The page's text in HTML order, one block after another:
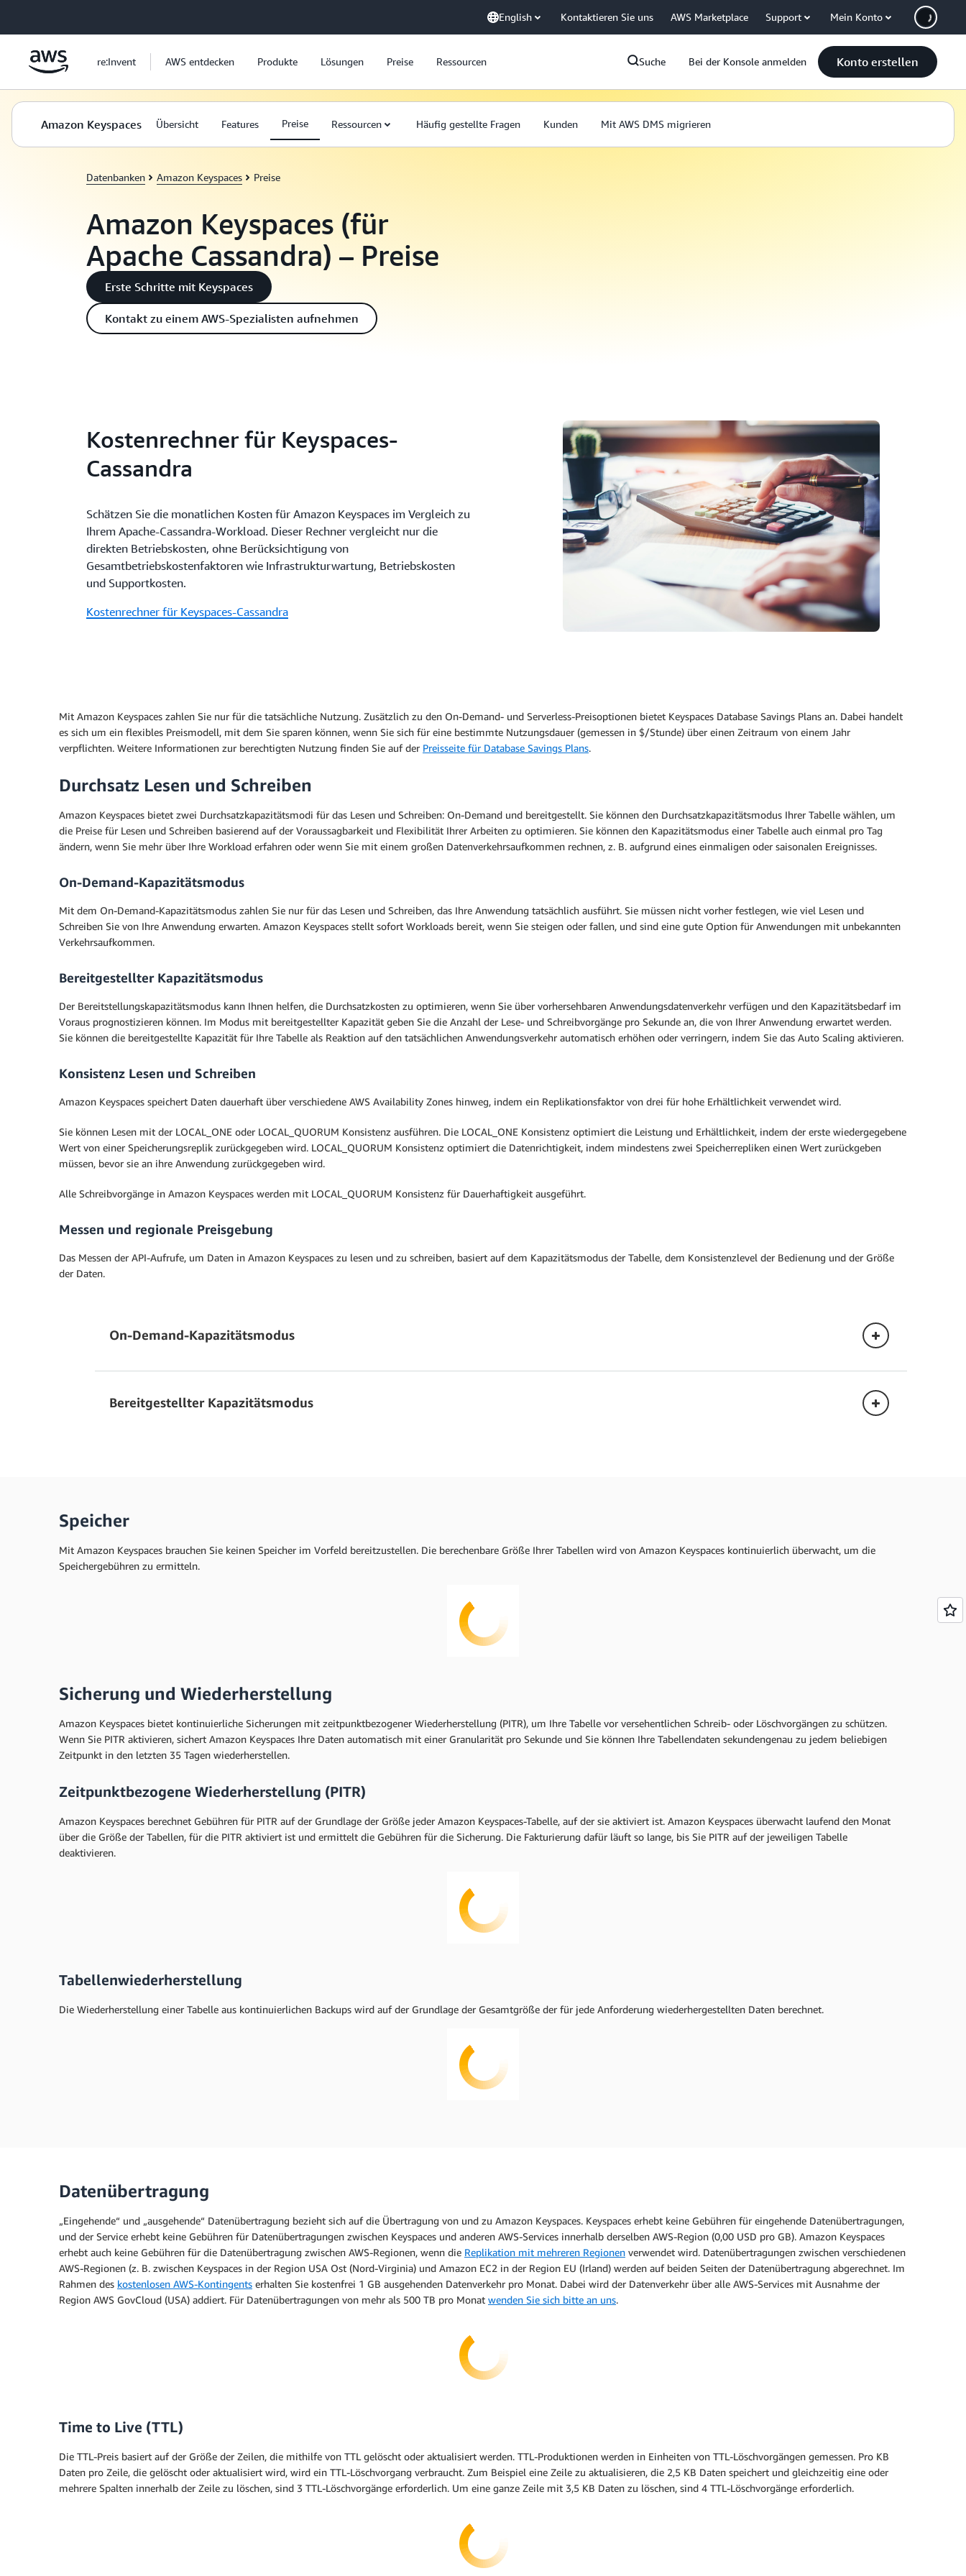
English Kontaktieren Sie uns AWS Marketplace Support Mein Konto
re:Invent AWS entdecken Produkte Lösungen Preise Ressourcen Suche Bei der Konsole anmelden Konto erstellen
Amazon Keyspaces Übersicht Features Preise Ressourcen Häufig gestellte Fragen Kunden Mit AWS DMS migrieren
Datenbanken Amazon Keyspaces Preise
Amazon Keyspaces (für
Apache Cassandra) – Preise
Erste Schritte mit Keyspaces
Kontakt zu einem AWS-Spezialisten aufnehmen
Kostenrechner für Keyspaces-
Cassandra
Schätzen Sie die monatlichen Kosten für Amazon Keyspaces im Vergleich zu
Ihrem Apache-Cassandra-Workload. Dieser Rechner vergleicht nur die
direkten Betriebskosten, ohne Berücksichtigung von
Gesamtbetriebskostenfaktoren wie Infrastrukturwartung, Betriebskosten
und Supportkosten.
Kostenrechner für Keyspaces-Cassandra
Mit Amazon Keyspaces zahlen Sie nur für die tatsächliche Nutzung. Zusätzlich zu den On-Demand- und Serverless-Preisoptionen bietet Keyspaces Database Savings Plans an. Dabei handelt
es sich um ein flexibles Preismodell, mit dem Sie sparen können, wenn Sie sich für eine bestimmte Nutzungsdauer (gemessen in $/Stunde) über einen Zeitraum von einem Jahr
verpflichten. Weitere Informationen zur berechtigten Nutzung finden Sie auf der Preisseite für Database Savings Plans.
Durchsatz Lesen und Schreiben
Amazon Keyspaces bietet zwei Durchsatzkapazitätsmodi für das Lesen und Schreiben: On-Demand und bereitgestellt. Sie können den Durchsatzkapazitätsmodus Ihrer Tabelle wählen, um
die Preise für Lesen und Schreiben basierend auf der Voraussagbarkeit und Flexibilität Ihrer Arbeiten zu optimieren. Sie können den Kapazitätsmodus einer Tabelle auch einmal pro Tag
ändern, wenn Sie mehr über Ihre Workload erfahren oder wenn Sie mit einem großen Datenverkehrsaufkommen rechnen, z. B. aufgrund eines einmaligen oder saisonalen Ereignisses.
On-Demand-Kapazitätsmodus
Mit dem On-Demand-Kapazitätsmodus zahlen Sie nur für das Lesen und Schreiben, das Ihre Anwendung tatsächlich ausführt. Sie müssen nicht vorher festlegen, wie viel Lesen und
Schreiben Sie von Ihre Anwendung erwarten. Amazon Keyspaces stellt sofort Workloads bereit, wenn Sie steigen oder fallen, und sind eine gute Option für Anwendungen mit unbekannten
Verkehrsaufkommen.
Bereitgestellter Kapazitätsmodus
Der Bereitstellungskapazitätsmodus kann Ihnen helfen, die Durchsatzkosten zu optimieren, wenn Sie über vorhersehbaren Anwendungsdatenverkehr verfügen und den Kapazitätsbedarf im
Voraus prognostizieren können. Im Modus mit bereitgestellter Kapazität geben Sie die Anzahl der Lese- und Schreibvorgänge pro Sekunde an, die von Ihrer Anwendung erwartet werden.
Sie können die bereitgestellte Kapazität für Ihre Tabelle als Reaktion auf den tatsächlichen Anwendungsverkehr automatisch erhöhen oder verringern, indem Sie das Auto Scaling aktivieren.
Konsistenz Lesen und Schreiben
Amazon Keyspaces speichert Daten dauerhaft über verschiedene AWS Availability Zones hinweg, indem ein Replikationsfaktor von drei für hohe Erhältlichkeit verwendet wird.
Sie können Lesen mit der LOCAL_ONE oder LOCAL_QUORUM Konsistenz ausführen. Die LOCAL_ONE Konsistenz optimiert die Leistung und Erhältlichkeit, indem der erste wiedergegebene
Wert von einer Speicherungsreplik zurückgegeben wird. LOCAL_QUORUM Konsistenz optimiert die Datenrichtigkeit, indem mindestens zwei Speicherrepliken einen Wert zurückgeben
müssen, bevor sie an ihre Anwendung zurückgegeben wird.
Alle Schreibvorgänge in Amazon Keyspaces werden mit LOCAL_QUORUM Konsistenz für Dauerhaftigkeit ausgeführt.
Messen und regionale Preisgebung
Das Messen der API-Aufrufe, um Daten in Amazon Keyspaces zu lesen und zu schreiben, basiert auf dem Kapazitätsmodus der Tabelle, dem Konsistenzlevel der Bedienung und der Größe
der Daten.
On-Demand-Kapazitätsmodus
Weitere Informationen
Bereitgestellter Kapazitätsmodus
Replikation in mehreren Regionen
Speicher
Mit Amazon Keyspaces brauchen Sie keinen Speicher im Vorfeld bereitzustellen. Die berechenbare Größe Ihrer Tabellen wird von Amazon Keyspaces kontinuierlich überwacht, um die
Speichergebühren zu ermitteln.
Sicherung und Wiederherstellung
Amazon Keyspaces bietet kontinuierliche Sicherungen mit zeitpunktbezogener Wiederherstellung (PITR), um Ihre Tabelle vor versehentlichen Schreib- oder Löschvorgängen zu schützen.
Wenn Sie PITR aktivieren, sichert Amazon Keyspaces Ihre Daten automatisch mit einer Granularität pro Sekunde und Sie können Ihre Tabellendaten sekundengenau zu jedem beliebigen
Zeitpunkt in den letzten 35 Tagen wiederherstellen.
Zeitpunktbezogene Wiederherstellung (PITR)
Amazon Keyspaces berechnet Gebühren für PITR auf der Grundlage der Größe jeder Amazon Keyspaces-Tabelle, auf der sie aktiviert ist. Amazon Keyspaces überwacht laufend den Monat
über die Größe der Tabellen, für die PITR aktiviert ist und ermittelt die Gebühren für die Sicherung. Die Fakturierung dafür läuft so lange, bis Sie PITR auf der jeweiligen Tabelle
deaktivieren.
Tabellenwiederherstellung
Die Wiederherstellung einer Tabelle aus kontinuierlichen Backups wird auf der Grundlage der Gesamtgröße der für jede Anforderung wiederhergestellten Daten berechnet.
Datenübertragung
„Eingehende“ und „ausgehende“ Datenübertragung bezieht sich auf die Übertragung von und zu Amazon Keyspaces. Keyspaces erhebt keine Gebühren für eingehende Datenübertragungen,
und der Service erhebt keine Gebühren für Datenübertragungen zwischen Keyspaces und anderen AWS-Services innerhalb derselben AWS-Region (0,00 USD pro GB). Amazon Keyspaces
erhebt auch keine Gebühren für die Datenübertragung zwischen AWS-Regionen, wenn die Replikation mit mehreren Regionen verwendet wird. Datenübertragungen zwischen verschiedenen
AWS-Regionen (z. B. zwischen Keyspaces in der Region USA Ost (Nord-Virginia) und Amazon EC2 in der Region EU (Irland) werden auf beiden Seiten der Datenübertragung abgerechnet. Im
Rahmen des kostenlosen AWS-Kontingents erhalten Sie kostenfrei 1 GB ausgehenden Datenverkehr pro Monat. Dabei wird der Datenverkehr über alle AWS-Services mit Ausnahme der
Region AWS GovCloud (USA) addiert. Für Datenübertragungen von mehr als 500 TB pro Monat wenden Sie sich bitte an uns.
Time to Live (TTL)
Die TTL-Preis basiert auf der Größe der Zeilen, die mithilfe von TTL gelöscht oder aktualisiert werden. TTL-Produktionen werden in Einheiten von TTL-Löschvorgängen gemessen. Pro KB
Daten pro Zeile, die gelöscht oder aktualisiert wird, wird ein TTL-Löschvorgang verbraucht. Zum Beispiel eine Zeile zu aktualisieren, die 2,5 KB Daten speichert und gleichzeitig eine oder
mehrere Spalten innerhalb der Zeile zu löschen, sind 3 TTL-Löschvorgänge erforderlich. Um eine ganze Zeile mit 3,5 KB Daten zu löschen, sind 4 TTL-Löschvorgänge erforderlich.